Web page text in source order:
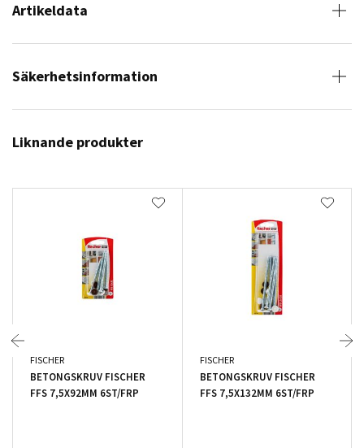
Artikeldata
Säkerhetsinformation
Liknande produkter
FISCHER
BETONGSKRUV FISCHER
FFS 7,5X92MM 6ST/FRP
FISCHER
BETONGSKRUV FISCHER
FFS 7,5X132MM 6ST/FRP